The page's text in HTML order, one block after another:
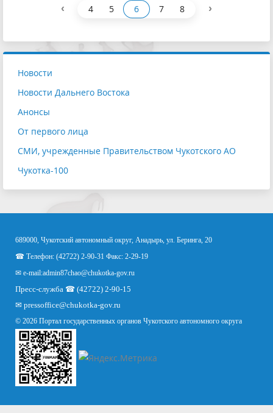
‹ 4 5 6 7 8 ›
Новости
Новости Дальнего Востока
Анонсы
От первого лица
СМИ, учрежденные Правительством Чукотского АО
Чукотка-100
689000, Чукотский автономный округ, Анадырь, ул. Беринга, 20
☎ Телефон: (42722) 2-90-31 Факс: 2-29-19
✉ e-mail:admin87chao@chukotka-gov.ru
Пресс-служба ☎ (42722) 2-90-15
✉ pressoffice@chukotka-gov.ru
© 2026 Портал государственных органов Чукотского автономного округа